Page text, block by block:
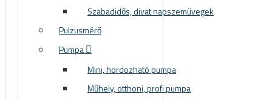
Szabadidős, divat napszemüvegek
Pulzusmérő
Pumpa
Mini, hordozható pumpa
Műhely, otthoni, profi pumpa